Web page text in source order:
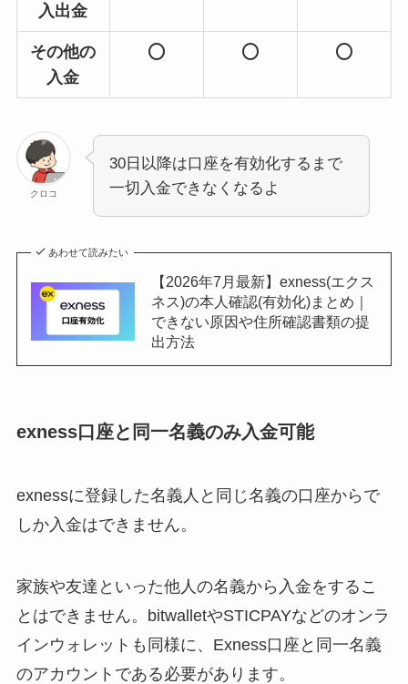
入出金
その他の
入金
⭕️ ⭕️ ⭕️
クロコ
30日以降は口座を有効化するまで
一切入金できなくなるよ
あわせて読みたい
【2026年7月最新】exness(エクス
ネス)の本人確認(有効化)まとめ｜
できない原因や住所確認書類の提
出方法
exness口座と同一名義のみ入金可能
exnessに登録した名義人と同じ名義の口座からで
しか入金はできません。
家族や友達といった他人の名義から入金をするこ
とはできません。bitwalletやSTICPAYなどのオンラ
インウォレットも同様に、Exness口座と同一名義
のアカウントである必要があります。